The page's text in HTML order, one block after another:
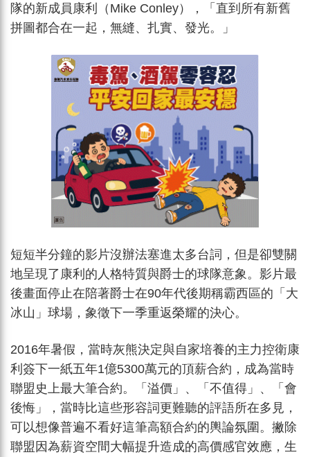
隊的新成員康利（Mike Conley），「直到所有新舊
拼圖都合在一起，無縫、扎實、發光。」
短短半分鐘的影片沒辦法塞進太多台詞，但是卻雙關
地呈現了康利的人格特質與爵士的球隊意象。影片最
後畫面停止在陪著爵士在90年代後期稱霸西區的「大
冰山」球場，象徵下一季重返榮耀的決心。
2016年暑假，當時灰熊決定與自家培養的主力控衛康
利簽下一紙五年1億5300萬元的頂薪合約，成為當時
聯盟史上最大筆合約。「溢價」、「不值得」、「會
後悔」，當時比這些形容詞更難聽的評語所在多見，
可以想像普遍不看好這筆高額合約的輿論氛圍。撇除
聯盟因為薪資空間大幅提升造成的高價感官效應，生